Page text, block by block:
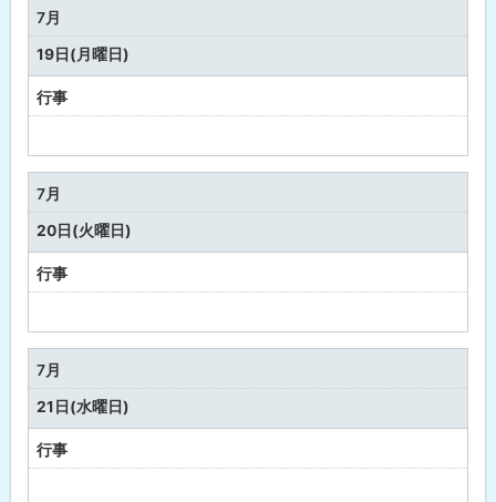
の
行
事
7月
19日(月曜日)
行事
定
な
し
7月
20日(火曜日)
行事
定
な
し
7月
21日(水曜日)
行事